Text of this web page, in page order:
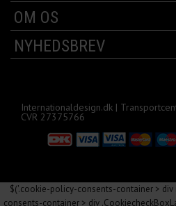
OM OS
NYHEDSBREV
Internationaldesign.dk |
CVR 27375766
$('.cookie-policy-consents-container > div
consents-container > div